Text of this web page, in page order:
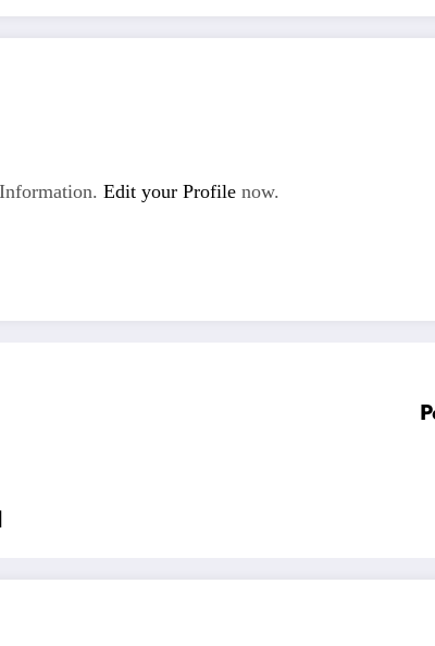
Edit your Profile now.